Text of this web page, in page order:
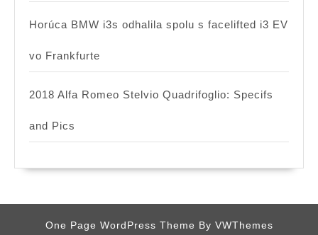
Horúca BMW i3s odhalila spolu s facelifted i3 EV
vo Frankfurte
2018 Alfa Romeo Stelvio Quadrifoglio: Specifs
and Pics
One Page WordPress Theme By VWThemes